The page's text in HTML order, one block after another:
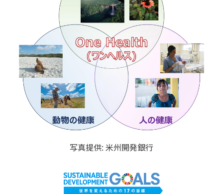
写真提供: 米州開発銀行